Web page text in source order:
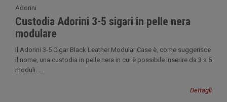
Adorini
Custodia Adorini 3-5 sigari in pelle nera
modulare
Il Adorini 3-5 Cigar Black Leather Modular Case è, come suggerisce
il nome, una custodia in pelle nera in cui è possibile inserire da 3 a 5
moduli. ...
Dettagli